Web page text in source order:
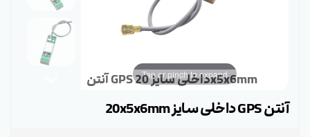
آنتن GPS داخلی سایز 20x5x6mmTap or pinch to expand
آنتن GPS داخلی سایز 20x5x6mm